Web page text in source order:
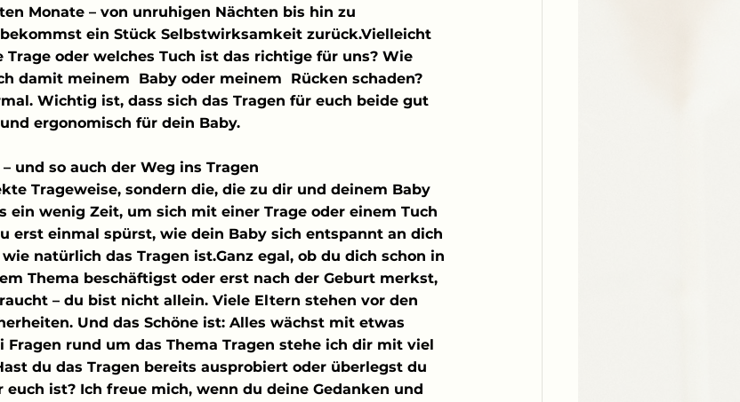
Monate – von unruhigen Nächten bis hin zu
ein Stück Selbstwirksamkeit zurück.Vielleicht
oder welches Tuch ist das richtige für uns? Wie
damit meinem  Baby oder meinem  Rücken schaden?
Wichtig ist, dass sich das Tragen für euch beide gut
ergonomisch für dein Baby.
und so auch der Weg ins Tragen
Trageweise, sondern die, die zu dir und deinem Baby
ein wenig Zeit, um sich mit einer Trage oder einem Tuch
erst einmal spürst, wie dein Baby sich entspannt an dich
natürlich das Tragen ist.Ganz egal, ob du dich schon in
Thema beschäftigst oder erst nach der Geburt merkst,
– du bist nicht allein. Viele Eltern stehen vor den
Und das Schöne ist: Alles wächst mit etwas
Fragen rund um das Thema Tragen stehe ich dir mit viel
du das Tragen bereits ausprobiert oder überlegst du
euch ist? Ich freue mich, wenn du deine Gedanken und